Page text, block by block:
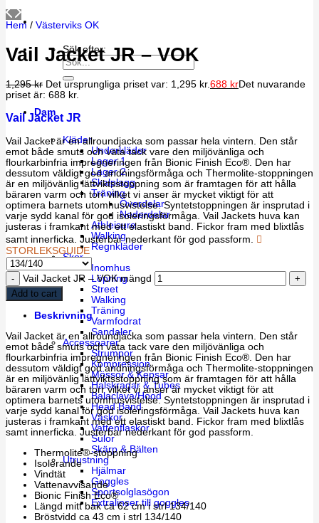
Sök efter:
Dam
Kläder
Underkläder
Lager 1
Lager 2
Skalplagg
Träning
Överdelar
Nederdelar
Athleisure
Walking
Regnkläder
Skor
Inomhus
Löpning
Street
Walking
Träning
Varmfodrat
Sandaler
Accessoarer
Strumpor
Kompression
Mössor & Kepsar
Halskragar & Tubes
Balaclava/Hood
Head Band
Väskor
Vattenflaskor
Sulor
Skärp & Bälten
Utrustning
Hjälmar
Goggles
Sportsolglasögon
Extralinser till goggles
Hem / Västerviks OK
Vail Jacket JR – VOK
1,295kr Det ursprungliga priset var: 1,295 kr.688 krDet nuvarande
priset är: 688 kr.
Vail Jacket JR
Vail Jacket är en allroundjacka som passar hela vintern. Den står
emot både smuts och väta tack vare den miljövänliga och
flourkarbinfria impregneringen från Bionic Finish Eco®. Den har
dessutom väldigt god andningsförmåga och Thermolite-stoppningen
är en miljövänlig lättviktsstoppning som är framtagen för att hålla
bäraren varm och torr vilket vi anser är mycket viktigt för att
optimera barnets utomhusvistelse. Syntetstoppningen är insprutad i
varje sydd kanal för god isoleringsförmåga. Vail Jackets huva kan
justeras i framkant med ett elastiskt band. Fickor fram med blixtlås
samt innerficka. Justerbar nederkant för god passform.
STORLEKSGUIDE
Vail Jacket JR – VOK mängd
Add to cart
Beskrivning
Vail Jacket är en allroundjacka som passar hela vintern. Den står
emot både smuts och väta tack vare den miljövänliga och
flourkarbinfria impregneringen från Bionic Finish Eco®. Den har
dessutom väldigt god andningsförmåga och Thermolite-stoppningen
är en miljövänlig lättviktsstoppning som är framtagen för att hålla
bäraren varm och torr vilket vi anser är mycket viktigt för att
optimera barnets utomhusvistelse. Syntetstoppningen är insprutad i
varje sydd kanal för god isoleringsförmåga. Vail Jackets huva kan
justeras i framkant med ett elastiskt band. Fickor fram med blixtlås
samt innerficka. Justerbar nederkant för god passform.
Thermolite®-stoppning
Isolerande
Vindtät
Vattenavvisande
Bionic Finish Eco®
Längd mitt bak ca 62 cm i strl 134/140
Bröstvidd ca 43 cm i strl 134/140